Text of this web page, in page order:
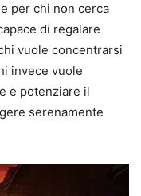
per chi non cerca
di regalare
vuole concentrarsi
invece vuole
e potenziare il
serenamente